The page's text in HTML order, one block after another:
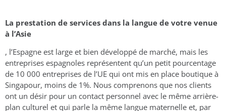
La prestation de services dans la langue de votre venue
à l’Asie
, l’Espagne est large et bien développé de marché, mais les
entreprises espagnoles représentent qu’un petit pourcentage
de 10 000 entreprises de l’UE qui ont mis en place boutique à
Singapour, moins de 1%. Nous comprenons que nos clients
ont un désir pour un contact personnel avec le même arrière-
plan culturel et qui parle la même langue maternelle et, par